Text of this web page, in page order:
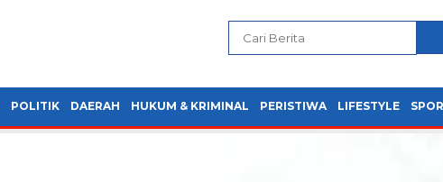
POLITIK DAERAH HUKUM & KRIMINAL PERISTIWA LIFESTYLE